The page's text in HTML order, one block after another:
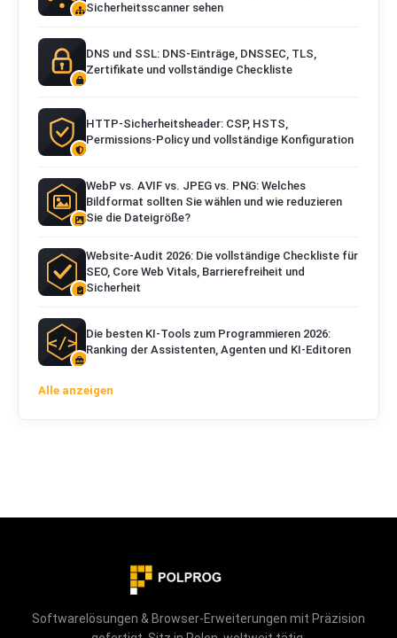
Sicherheitsscanner sehen
DNS und SSL: DNS-Einträge, DNSSEC, TLS,
Zertifikate und vollständige Checkliste
HTTP-Sicherheitsheader: CSP, HSTS,
Permissions-Policy und vollständige Konfiguration
WebP vs. AVIF vs. JPEG vs. PNG: Welches
Bildformat sollten Sie wählen und wie reduzieren
Sie die Dateigröße?
Website-Audit 2026: Die vollständige Checkliste für
SEO, Core Web Vitals, Barrierefreiheit und
Sicherheit
Die besten KI-Tools zum Programmieren 2026:
Ranking der Assistenten, Agenten und KI-Editoren
Alle anzeigen
Softwarelösungen & Browser-Erweiterungen mit Präzision